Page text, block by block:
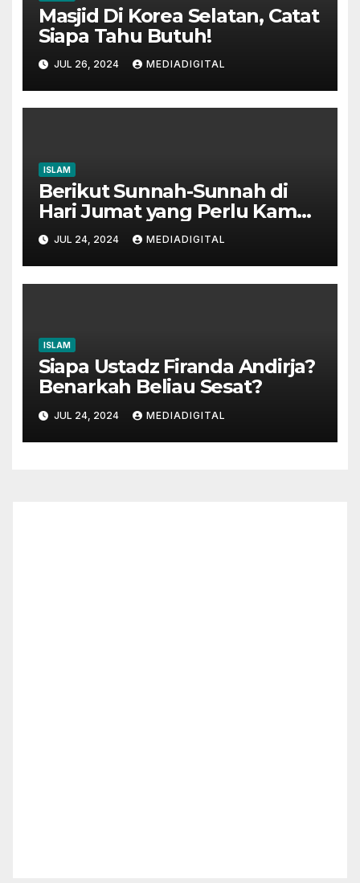
Masjid Di Korea Selatan, Catat
Siapa Tahu Butuh!
JUL 26, 2024 MEDIADIGITAL
ISLAM
Berikut Sunnah-Sunnah di
Hari Jumat yang Perlu Kamu
Tahu!
JUL 24, 2024 MEDIADIGITAL
ISLAM
Siapa Ustadz Firanda Andirja?
Benarkah Beliau Sesat?
JUL 24, 2024 MEDIADIGITAL